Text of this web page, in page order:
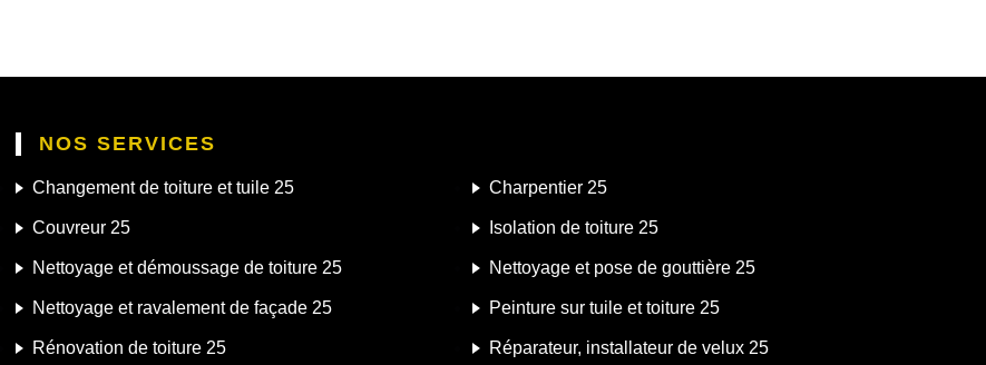
NOS SERVICES
Changement de toiture et tuile 25 Charpentier 25
Couvreur 25 Isolation de toiture 25
Nettoyage et démoussage de toiture 25 Nettoyage et pose de gouttière 25
Nettoyage et ravalement de façade 25 Peinture sur tuile et toiture 25
Rénovation de toiture 25 Réparateur, installateur de velux 25